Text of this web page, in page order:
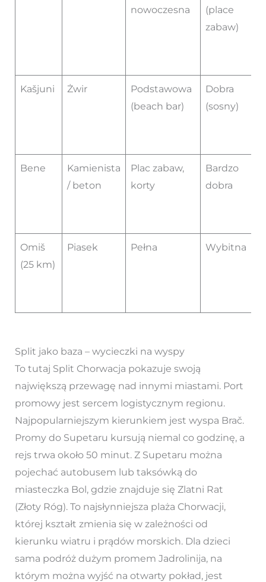
nowoczesna
(place
zabaw)
Kašjuni Żwir
Podstawowa
(beach bar)
Dobra
(sosny)
Bene
Kamienista
/ beton
Plac zabaw,
korty
Bardzo
dobra
Omiš
(25 km)
Piasek Pełna Wybitna
Split jako baza – wycieczki na wyspy
To tutaj Split Chorwacja pokazuje swoją
największą przewagę nad innymi miastami. Port
promowy jest sercem logistycznym regionu.
Najpopularniejszym kierunkiem jest wyspa Brač.
Promy do Supetaru kursują niemal co godzinę, a
rejs trwa około 50 minut. Z Supetaru można
pojechać autobusem lub taksówką do
miasteczka Bol, gdzie znajduje się Zlatni Rat
(Złoty Róg). To najsłynniejsza plaża Chorwacji,
której kształt zmienia się w zależności od
kierunku wiatru i prądów morskich. Dla dzieci
sama podróż dużym promem Jadrolinija, na
którym można wyjść na otwarty pokład, jest